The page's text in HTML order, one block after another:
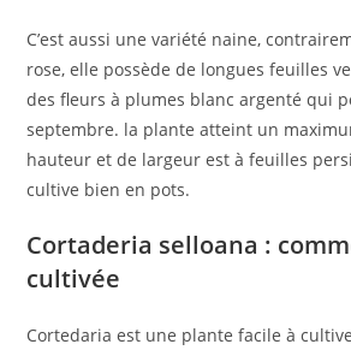
C’est aussi une variété naine,
rose, elle possède de longues feuilles
des fleurs à plumes blanc argenté qui
septembre. la plante atteint un
hauteur et de largeur est à feuilles
cultive bien en pots.
Cortaderia selloana :
cultivée
Cortedaria est une plante facile à